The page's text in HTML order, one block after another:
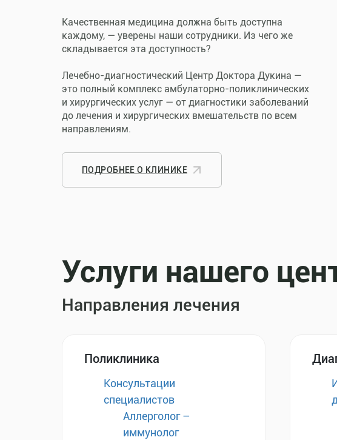
Качественная медицина должна быть доступна
каждому, — уверены наши сотрудники. Из чего же
складывается эта доступность?
Лечебно-диагностический Центр Доктора Дукина —
это полный комплекс амбулаторно-поликлинических
и хирургических услуг — от диагностики заболеваний
до лечения и хирургических вмешательств по всем
направлениям.
ПОДРОБНЕЕ О КЛИНИКЕ
Услуги нашего
Направления лечения
Поликлиника
Консультации
специалистов
Аллерголог –
иммунолог